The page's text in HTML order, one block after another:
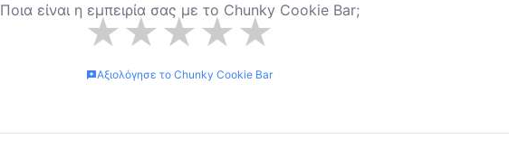
Ποια είναι η εμπειρία σας με το Chunky Cookie Bar;
★★★★★
Αξιολόγησε το Chunky Cookie Bar